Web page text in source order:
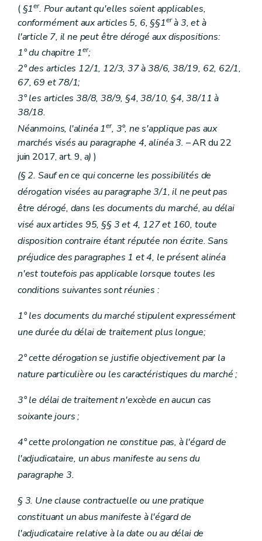
( §1er. Pour autant qu'elles soient applicables,
conformément aux articles 5, 6, §§1erà 3, et à
l'article 7, il ne peut être dérogé aux dispositions:
1° du chapitre 1er;
2° des articles 12/1, 12/3, 37 à 38/6, 38/19, 62, 62/1,
67, 69 et 78/1;
3° les articles 38/8, 38/9, §4, 38/10, §4, 38/11 à
38/18.
Néanmoins, l'alinéa 1er, 3°, ne s'applique pas aux
marchés visés au paragraphe 4, alinéa 3. – AR du 22
juin 2017, art. 9, a) )
(§ 2. Sauf en ce qui concerne les possibilités de
dérogation visées au paragraphe 3/1, il ne peut pas
être dérogé, dans les documents du marché, au délai
visé aux articles 95, §§ 3 et 4, 127 et 160, toute
disposition contraire étant réputée non écrite. Sans
préjudice des paragraphes 1 et 4, le présent alinéa
n'est toutefois pas applicable lorsque toutes les
conditions suivantes sont réunies :
1° les documents du marché stipulent expressément
une durée du délai de traitement plus longue;
2° cette dérogation se justifie objectivement par la
nature particulière ou les caractéristiques du marché ;
3° le délai de traitement n'excède en aucun cas
soixante jours ;
4° cette prolongation ne constitue pas, à l'égard de
l'adjudicataire, un abus manifeste au sens du
paragraphe 3.
§ 3. Une clause contractuelle ou une pratique
constituant un abus manifeste à l'égard de
l'adjudicataire relative à la date ou au délai de